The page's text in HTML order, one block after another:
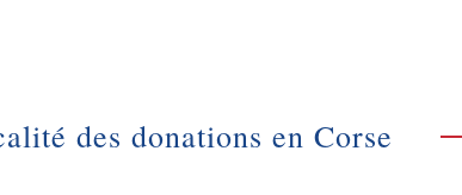
des donations en Corse